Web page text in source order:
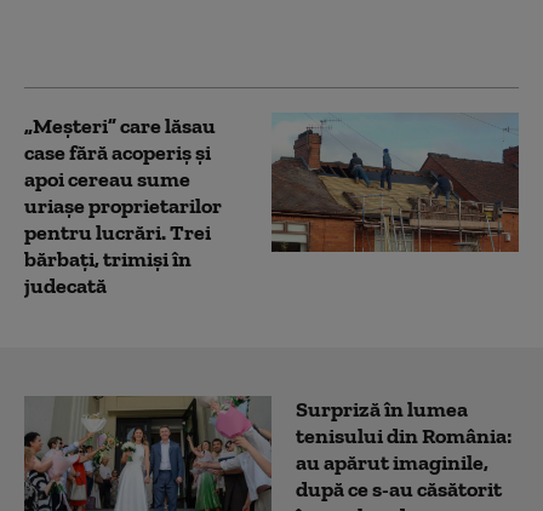
„Meșteri” care lăsau
case fără acoperiș și
apoi cereau sume
uriașe proprietarilor
pentru lucrări. Trei
bărbați, trimiși în
judecată
Surpriză în lumea
tenisului din România:
au apărut imaginile,
după ce s-au căsătorit